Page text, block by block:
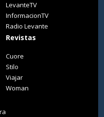
LevanteTV
InformacionTV
Radio Levante
Revistas
Cuore
Stilo
Viajar
Woman